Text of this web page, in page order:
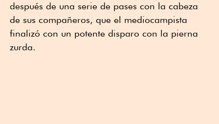
después de una serie de pases con la cabeza
de sus compañeros, que el mediocampista
finalizó con un potente disparo con la pierna
zurda.